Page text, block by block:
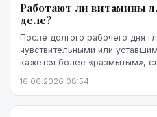
Работают ли витамины
деле?
После долгого рабочего дня
чувствительными или
кажется более «размытым»,
16.06.2026 08:54